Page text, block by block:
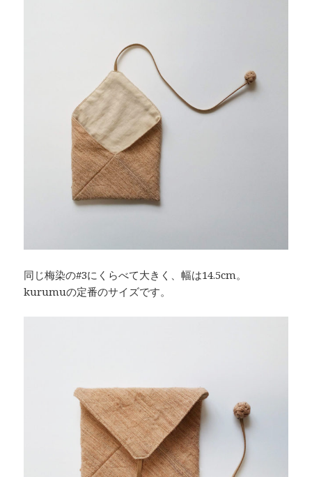
同じ梅染の#3にくらべて大きく、幅は14.5cm。
kurumuの定番のサイズです。